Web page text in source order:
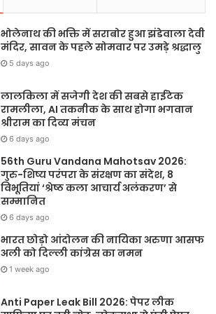
भोलेनाथ की भक्ति में सराबोर हुआ झंडेवाला देवी
मंदिर, सावन के पहले सोमवार पर उमड़े श्रद्धालु
5 days ago
लालकिला में सजेगी देश की सबसे हाईटेक
रामलीला, AI तकनीक के साथ होगा भगवान
श्रीराम का दिव्य मंचन
6 days ago
56th Guru Vandana Mahotsav 2026:
गुरु-शिष्य परंपरा के संरक्षण का संदेश, 8
विभूतियां ‘श्रेष्ठ कला आचार्य अलंकरण’ से
सम्मानित
6 days ago
भारत छोड़ो आंदोलन की नायिका अरुणा आसफ
अली को दिल्ली कांग्रेस का नमन
1 week ago
Anti Paper Leak Bill 2026: पेपर लीक